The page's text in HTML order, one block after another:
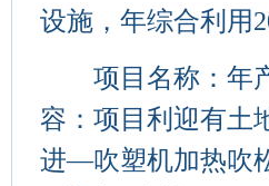
设施，年综合利用
项目名称：年产
容：项目利迎有土
进—吹塑机加热吹